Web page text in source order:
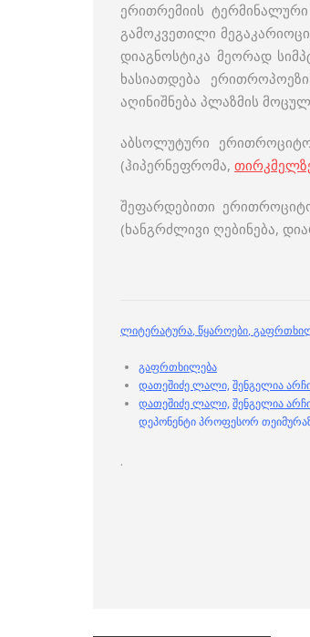
ერითრემიის
გამოკვეთილი
დიაგნოსტიკა მეორად
ხასიათდება
აღინიშნება პლაზმის
აბსოლუტური
(ჰიპერნეფრომა,
შეფარდებითი
(ხანგრძლივი ღებინება,
ლიტერატურა, წყაროები,
გაფრთხილება
დათეშიძე ლალი, შენგელია
დათეშიძე ლალი, შენგელია
დეპონენტი პროფესორ
.